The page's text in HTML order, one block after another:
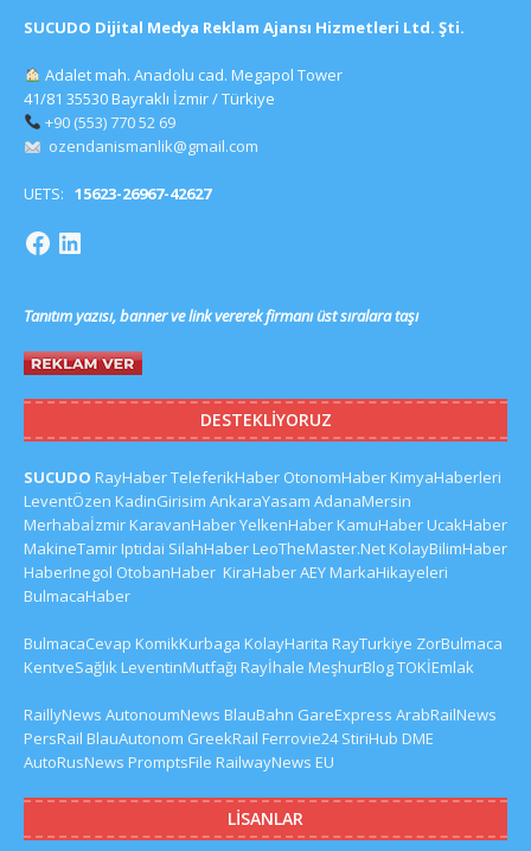
SUCUDO Dijital Medya Reklam Ajansı Hizmetleri Ltd. Şti.
Adalet mah. Anadolu cad. Megapol Tower
41/81 35530 Bayraklı İzmir / Türkiye
+90 (553) 770 52 69
ozendanismanlik@gmail.com
UETS: 15623-26967-42627
Tanıtım yazısı, banner ve link vererek firmanı üst sıralara taşı
DESTEKLIYORUZ
SUCUDO RayHaberTeleferikHaber OtonomHaberKimyaHaberleri
LeventÖzen KadinGirisim AnkaraYasam AdanaMersin
MerhabaİzmirKaravanHaberYelkenHaberKamuHaberUcakHaber
MakineTamirIptidai SilahHaberLeoTheMaster.NetKolayBilimHaber
HaberInegol OtobanHaber KiraHaberAEYMarkaHikayeleri
BulmacaHaber
BulmacaCevap KomikKurbaga KolayHarita RayTurkiye ZorBulmaca
KentveSağlıkLeventinMutfağı Rayİhale MeşhurBlogTOKİEmlak
RaillyNews AutonoumNews BlauBahn GareExpress ArabRailNews
PersRail BlauAutonom GreekRail Ferrovie24 StiriHub DME
AutoRusNews PromptsFile RailwayNews EU
LISANLAR